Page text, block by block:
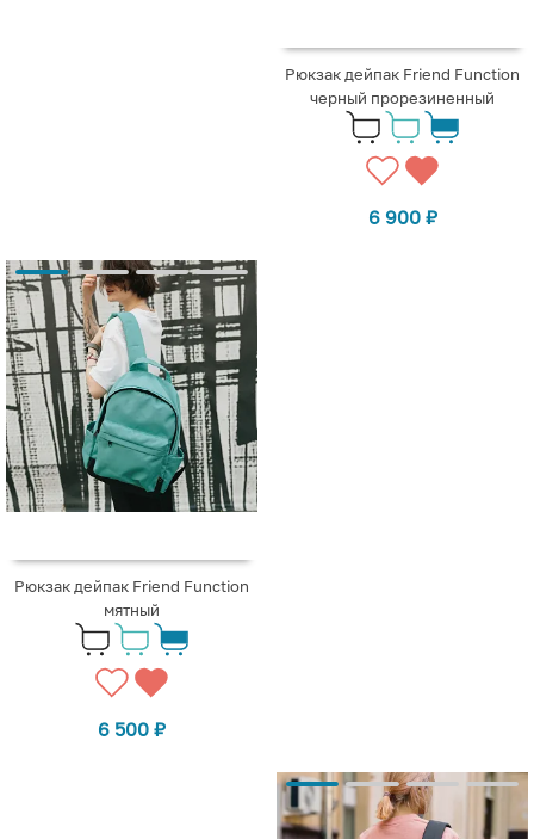
Рюкзак дейпак Friend Function
черный прорезиненный
6 900 ₽
Рюкзак дейпак Friend Function
мятный
6 500 ₽